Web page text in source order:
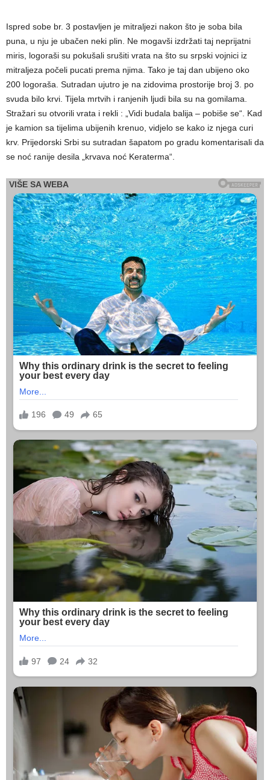
Ispred sobe br. 3 postavljen je mitraljezi nakon što je soba bila
puna, u nju je ubačen neki plin. Ne mogavši izdržati taj neprijatni
miris, logoraši su pokušali srušiti vrata na što su srpski vojnici iz
mitraljeza počeli pucati prema njima. Tako je taj dan ubijeno oko
200 logoraša. Sutradan ujutro je na zidovima prostorije broj 3. po
svuda bilo krvi. Tijela mrtvih i ranjenih ljudi bila su na gomilama.
Stražari su otvorili vrata i rekli : „Vidi budala balija – pobiše se“. Kad
je kamion sa tijelima ubijenih krenuo, vidjelo se kako iz njega curi
krv. Prijedorski Srbi su sutradan šapatom po gradu komentarisali da
se noć ranije desila „krvava noć Keraterma“.